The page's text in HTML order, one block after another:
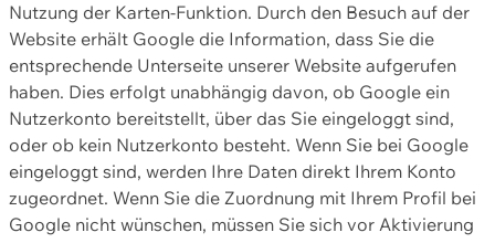
Nutzung der Karten-Funktion. Durch den Besuch auf der
Website erhält Google die Information, dass Sie die
entsprechende Unterseite unserer Website aufgerufen
haben. Dies erfolgt unabhängig davon, ob Google ein
Nutzerkonto bereitstellt, über das Sie eingeloggt sind,
oder ob kein Nutzerkonto besteht. Wenn Sie bei Google
eingeloggt sind, werden Ihre Daten direkt Ihrem Konto
zugeordnet. Wenn Sie die Zuordnung mit Ihrem Profil bei
Google nicht wünschen, müssen Sie sich vor Aktivierung